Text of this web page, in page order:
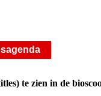
te zien in de